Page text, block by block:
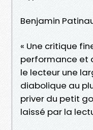
Benjamin
« Une critique
performance et
le lecteur une
diabolique au
priver du petit
laissé par la